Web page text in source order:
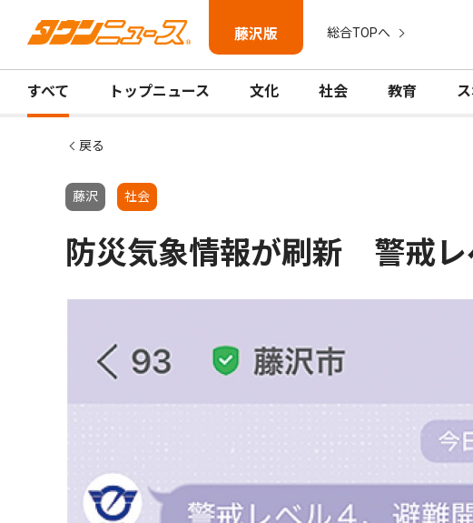
藤沢版 総合TOPへ
すべて トップニュース 文化 社会 教育
戻る
藤沢 社会
防災気象情報が刷新 警戒レ